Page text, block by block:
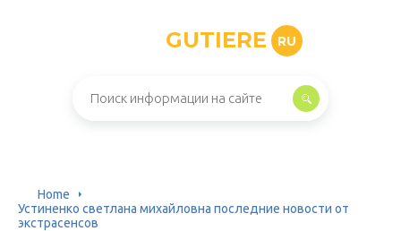
GUTIERE RU
Home
Устиненко светлана михайловна последние новости от
экстрасенсов